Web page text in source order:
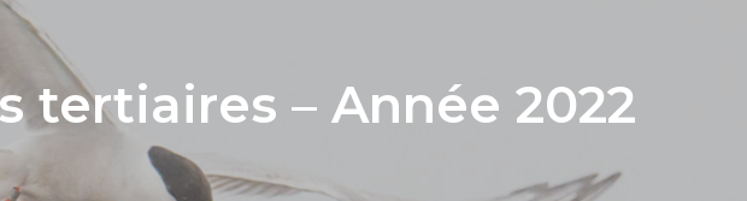
tertiaires – Année 2022